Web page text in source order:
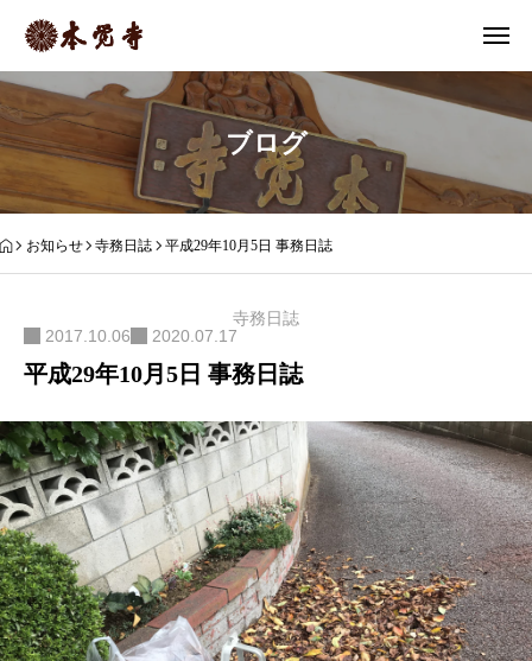
ブログ
お知らせ 寺務日誌 平成29年10月5日 事務日誌
寺務日誌
2017.10.06 2020.07.17
平成29年10月5日 事務日誌